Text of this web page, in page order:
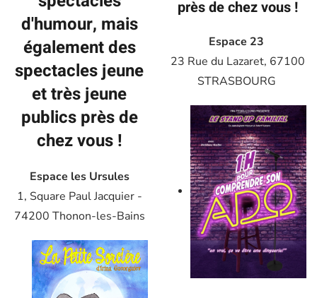
d'humour, mais
également des
spectacles jeune
et très jeune
publics près de
chez vous !
Espace les Ursules
1, Square Paul Jacquier -
74200 Thonon-les-Bains
près de chez vous !
Espace 23
23 Rue du Lazaret, 67100
STRASBOURG